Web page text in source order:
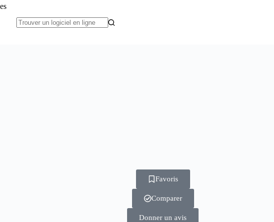
Favoris
Comparer
Donner un avis